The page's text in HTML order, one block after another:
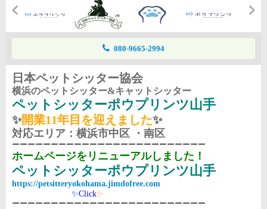
080-9665-2994
日本ペットシッター協会
横浜のペットシッター&キャットシッター
ペットシッターポウプリンツ山手
✨開業11年目を迎えました✨
対応エリア：横浜市中区 ・南区
ーーーーーーーーーーーーーーーーーーーーーーーーー
ホームページをリニューアルしました！
ペットシッターポウプリンツ山手
https://petsitteryokohama.jimdofree.com
✨Click✨
ーーーーーーーーーーーーーーーーーーーーーーーーー